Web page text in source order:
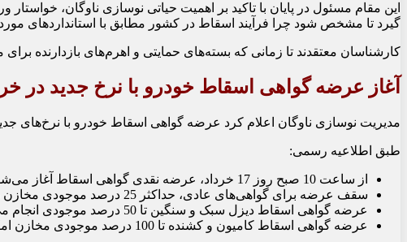
این مقام مسئول در پایان با تاکید بر اهمیت حیاتی نوسازی ناوگان،
گیرد تا مشخص شود چرا فرآیند اسقاط در کشور مطابق با استانداردهای
کارشناسان معتقدند تا زمانی که بسته‌های حمایتی و اهرم‌های بازدارنده
آغاز عرضه گواهی اسقاط خودرو با نرخ جدید در خرداد
مدیریت نوسازی ناوگان اعلام کرد عرضه گواهی اسقاط خودرو با نرخ‌های جدید از روز یکشنبه 17 خرداد 1405 آغاز می‌شود. این تصمیم در چارچوب قانون برنامه هفتم توسعه و با
طبق اطلاعیه رسمی:
از ساعت 10 صبح روز 17 خرداد، عرضه نقدی گواهی اسقاط آغاز می‌شود.
سقف عرضه برای گواهی‌های عادی، حداکثر 25 درصد موجودی مخازن در هر هفته است.
عرضه گواهی اسقاط دیزل سبک و سنگین تا 50 درصد موجودی انجام می‌شود.
عرضه گواهی اسقاط کامیون و کشنده تا 100 درصد موجودی مخازن امکان‌پذیر است.